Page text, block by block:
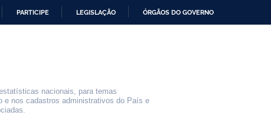
PARTICIPE LEGISLAÇÃO ÓRGÃOS DO GOVERNO
nacionais, para temas
nos cadastros administrativos do País e